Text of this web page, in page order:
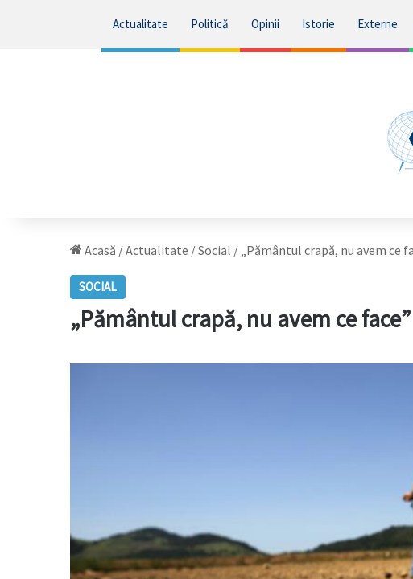
Actualitate Politică Opinii Istorie Externe
Acasă /Actualitate /Social / „Pământul crapă, nu avem ce
SOCIAL
„Pământul crapă, nu avem ce face”